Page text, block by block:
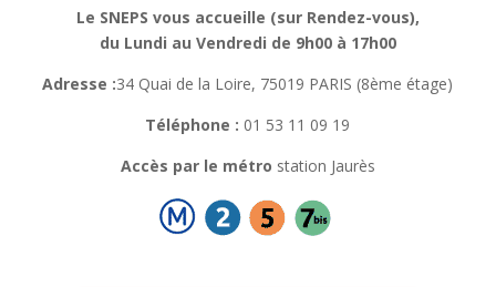
Le SNEPS vous accueille (sur Rendez-vous),
du Lundi au Vendredi de 9h00 à 17h00
Adresse :34 Quai de la Loire, 75019 PARIS (8ème étage)
Téléphone : 01 53 11 09 19
Accès par le métro station Jaurès